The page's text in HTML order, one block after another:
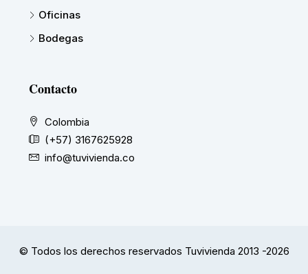
Oficinas
Bodegas
Contacto
Colombia
(+57) 3167625928
info@tuvivienda.co
© Todos los derechos reservados Tuvivienda 2013 -2026